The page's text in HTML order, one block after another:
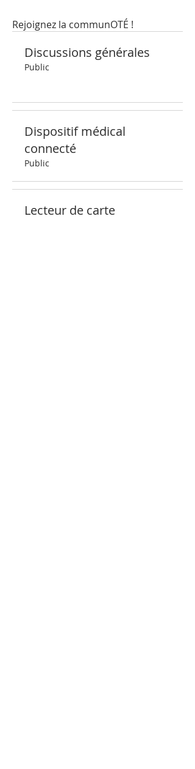
Rejoignez la communOTÉ !
Discussions générales
Public
Dispositif médical
connecté
Public
Lecteur de carte